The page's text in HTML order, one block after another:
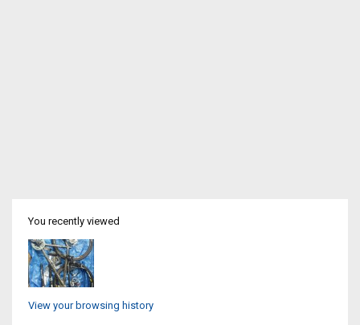
You recently viewed
View your browsing history